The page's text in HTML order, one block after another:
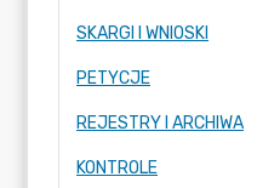
SKARGI I WNIOSKI
PETYCJE
REJESTRY I ARCHIWA
KONTROLE